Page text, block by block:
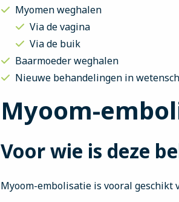
Myomen weghalen
Via de vagina
Via de buik
Baarmoeder weghalen
Nieuwe behandelingen in
Myoom-
Voor wie is deze
Myoom-embolisatie is vooral geschikt